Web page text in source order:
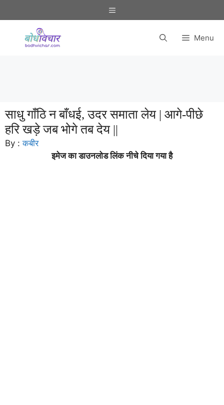
to
Menu
Menu
साधु गाँठि न बाँधई, उदर समाता लेय | आगे-पीछे
हरि खड़े जब भोगे तब देय ||
By :कबीर
इमेज का डाउनलोड लिंक नीचे दिया गया है